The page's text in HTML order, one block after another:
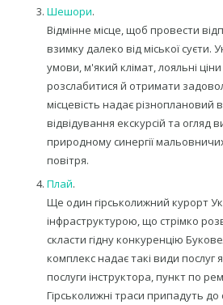
Шешори.
Відмінне місце, щоб провести
взимку далеко від міської суєти.
умови, м'який клімат, лояльні
розслабитися й отримати
місцевість надає різноплановий
відвідування екскурсій та огляд
природному синергії
повітря.
Плай.
Ще один гірськолижний курорт
інфраструктурою, що стрімко
скласти гідну конкуренцію
комплекс надає такі види послуг
послуги інструктора, пункт по
Гірськолижні траси припадуть